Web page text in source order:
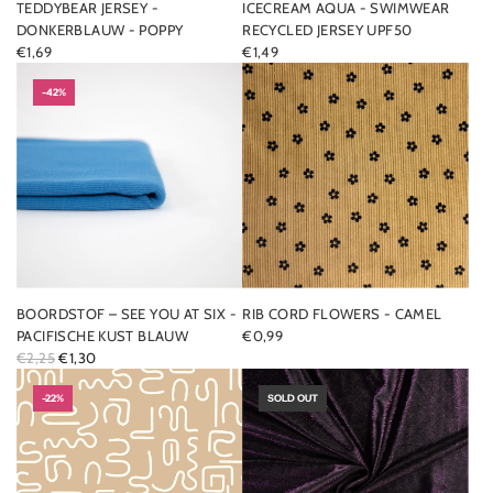
TEDDYBEAR JERSEY -
DONKERBLAUW - POPPY
€1,69
ICECREAM AQUA - SWIMWEAR
RECYCLED JERSEY UPF50
€1,49
-42%
BOORDSTOF – SEE YOU AT SIX -
PACIFISCHE KUST BLAUW
R
G
U
L
A
R
€2,25 €1,30
RIB CORD FLOWERS - CAMEL
€0,99
-22% SOLD OUT